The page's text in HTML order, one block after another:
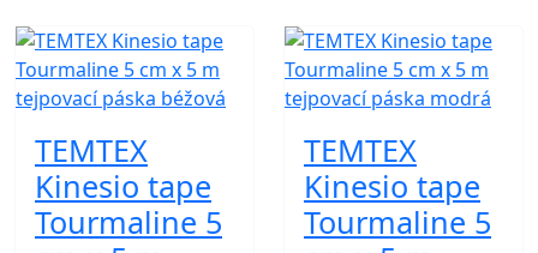
TEMTEX
Kinesio tape
Tourmaline 5
TEMTEX
Kinesio tape
Tourmaline 5